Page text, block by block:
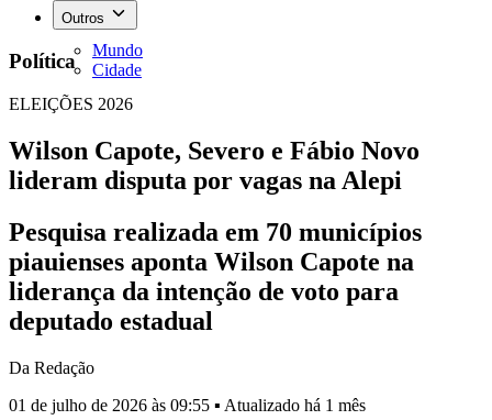
Outros
Mundo
Cidade
Política
ELEIÇÕES 2026
Wilson Capote, Severo e Fábio Novo
lideram disputa por vagas na Alepi
Pesquisa realizada em 70 municípios
piauienses aponta Wilson Capote na
liderança da intenção de voto para
deputado estadual
Da Redação
01 de julho de 2026 às 09:55 ▪ Atualizado há 1 mês